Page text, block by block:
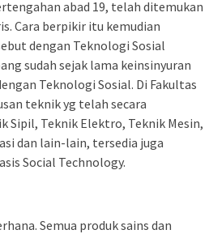
abad 19, telah ditemukan
Cara berpikir itu kemudian
dengan Teknologi Sosial
sudah sejak lama keinsinyuran
Teknologi Sosial. Di Fakultas
teknik yg telah secara
Sipil, Teknik Elektro, Teknik Mesin,
dan lain-lain, tersedia juga
Social Technology.
Semua produk sains dan